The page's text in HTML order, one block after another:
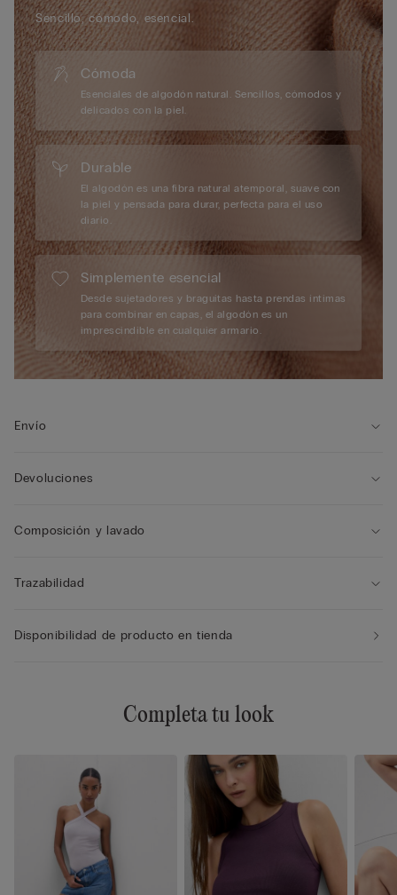
Sencillo, cómodo, esencial.
Cómoda
Esenciales de algodón natural. Sencillos, cómodos y
delicados con la piel.
Durable
El algodón es una fibra natural atemporal, suave con
la piel y pensada para durar, perfecta para el uso
diario.
Simplemente esencial
Desde sujetadores y braguitas hasta prendas íntimas
para combinar en capas, el algodón es un
imprescindible en cualquier armario.
Envío
Devoluciones
Composición y lavado
Trazabilidad
Disponibilidad de producto en tienda
Completa tu look